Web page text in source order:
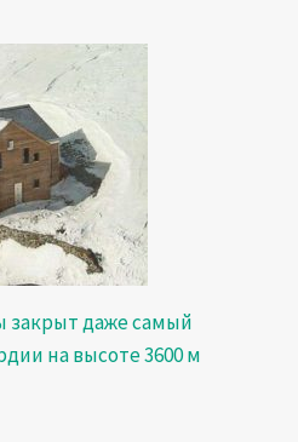
закрыт даже самый
на высоте 3600 м